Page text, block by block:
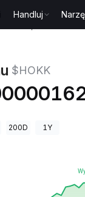
Handluj
$HOKK
200D 1Y